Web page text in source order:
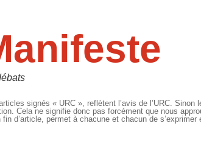
signés « URC », reflètent l’avis de l’URC.
Cela ne signifie donc pas forcément que nous
d’article, permet à chacune et chacun de s’exprimer